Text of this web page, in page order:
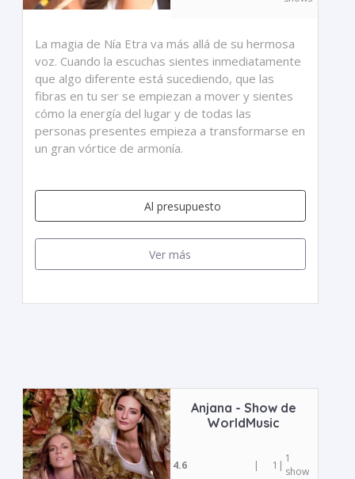
La magia de Nía Etra va más allá de su hermosa
voz. Cuando la escuchas sientes inmediatamente
que algo diferente está sucediendo, que las
fibras en tu ser se empiezan a mover y sientes
cómo la energía del lugar y de todas las
personas presentes empieza a transformarse en
un gran vórtice de armonía.
Al presupuesto
Ver más
Anjana - Show de
WorldMusic
4.6 | 1 | 1
show